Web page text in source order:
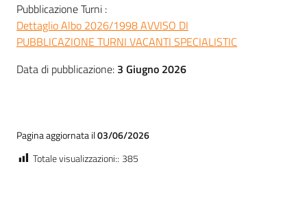
Pubblicazione Turni :
Dettaglio Albo 2026/1998 AVVISO DI
PUBBLICAZIONE TURNI VACANTI SPECIALISTIC
Data di pubblicazione: 3 Giugno 2026
Pagina aggiornata il03/06/2026
Totale visualizzazioni:: 385